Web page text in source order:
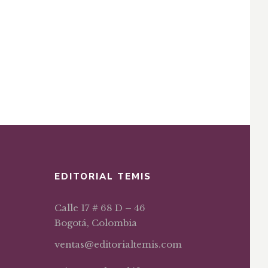
EDITORIAL TEMIS
Calle 17 # 68 D – 46
Bogotá, Colombia
ventas@editorialtemis.com